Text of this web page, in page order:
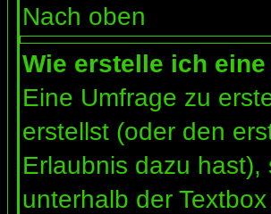
Nach oben
Wie erstelle ich
Eine Umfrage zu
erstellst (oder den
Erlaubnis dazu
unterhalb der